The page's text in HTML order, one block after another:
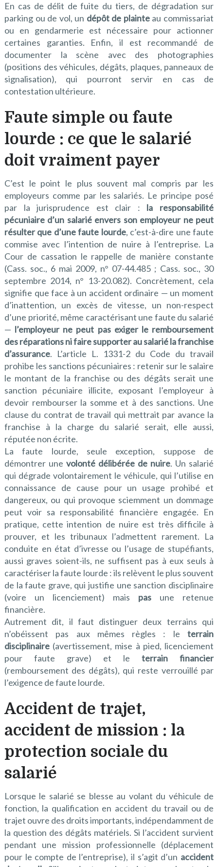
En cas de délit de fuite du tiers, de dégradation sur
parking ou de vol, un dépôt de plainteau commissariat
ou en gendarmerie est nécessaire pour actionner
certaines garanties. Enfin, il est recommandé de
documenter la scène avec des photographies
(positions des véhicules, dégâts, plaques, panneaux de
signalisation), qui pourront servir en cas de
contestation ultérieure.
Faute simple ou faute
lourde : ce que le salarié
doit vraiment payer
C’est le point le plus souvent mal compris par les
employeurs comme par les salariés. Le principe posé
par la jurisprudence est clair : la responsabilité
pécuniaire d’un salarié envers son employeur ne peut
résulter que d’une faute lourde, c’est-à-dire une faute
commise avec l’intention de nuire à l’entreprise. La
Cour de cassation le rappelle de manière constante
(Cass. soc., 6 mai 2009, n° 07-44.485 ; Cass. soc., 30
septembre 2014, n° 13-20.082). Concrètement, cela
signifie que face à un accident ordinaire — un moment
d’inattention, un excès de vitesse, un non-respect
d’une priorité, même caractérisant une faute du salarié
— l’employeur ne peut pas exiger le remboursement
des réparations ni faire supporter au salarié la franchise
d’assurance. L’article L. 1331-2 du Code du travail
prohibe les sanctions pécuniaires : retenir sur le salaire
le montant de la franchise ou des dégâts serait une
sanction pécuniaire illicite, exposant l’employeur à
devoir rembourser la somme et à des sanctions. Une
clause du contrat de travail qui mettrait par avance la
franchise à la charge du salarié serait, elle aussi,
réputée non écrite.
La faute lourde, seule exception, suppose de
démontrer une volonté délibérée de nuire. Un salarié
qui dégrade volontairement le véhicule, qui l’utilise en
connaissance de cause pour un usage prohibé et
dangereux, ou qui provoque sciemment un dommage
peut voir sa responsabilité financière engagée. En
pratique, cette intention de nuire est très difficile à
prouver, et les tribunaux l’admettent rarement. La
conduite en état d’ivresse ou l’usage de stupéfiants,
aussi graves soient-ils, ne suffisent pas à eux seuls à
caractériser la faute lourde : ils relèvent le plus souvent
de la faute grave, qui justifie une sanction disciplinaire
(voire un licenciement) mais pas une retenue
financière.
Autrement dit, il faut distinguer deux terrains qui
n’obéissent pas aux mêmes règles : leterrain
disciplinaire(avertissement, mise à pied, licenciement
pour faute grave) et leterrain financier
(remboursement des dégâts), qui reste verrouillé par
l’exigence de faute lourde.
Accident de trajet,
accident de mission : la
protection sociale du
salarié
Lorsque le salarié se blesse au volant du véhicule de
fonction, la qualification en accident du travail ou de
trajet ouvre des droits importants, indépendamment de
la question des dégâts matériels. Si l’accident survient
pendant une mission professionnelle (déplacement
pour le compte de l’entreprise), il s’agit d’un accident